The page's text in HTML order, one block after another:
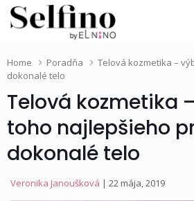
Home Poradňa
Telová kozmetika –
dokonalé telo
Telová kozmetika
toho najlepšieho
dokonalé telo
Veronika Janoušková | 22 mája, 2019